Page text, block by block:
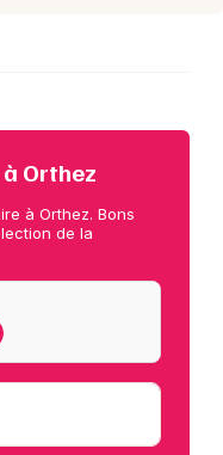
Orthez
à Orthez. Bons
de la